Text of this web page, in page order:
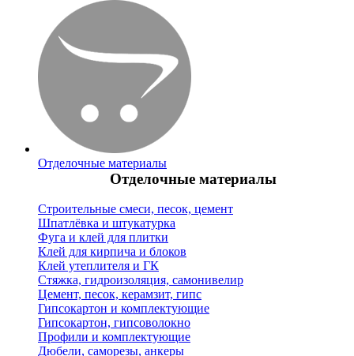
Отделочные материалы
Отделочные материалы
Строительные смеси, песок, цемент
Шпатлёвка и штукатурка
Фуга и клей для плитки
Клей для кирпича и блоков
Клей утеплителя и ГК
Стяжка, гидроизоляция, самонивелир
Цемент, песок, керамзит, гипс
Гипсокартон и комплектующие
Гипсокартон, гипсоволокно
Профили и комплектующие
Дюбели, саморезы, анкеры